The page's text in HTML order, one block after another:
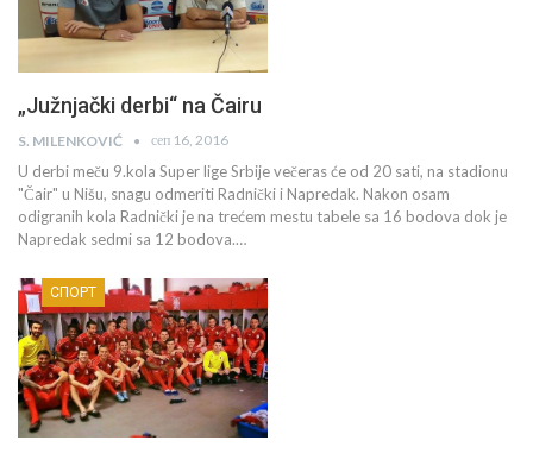
„Južnjački derbi“ na Čairu
S. MILENKOVIĆ сеп 16, 2016
U derbi meču 9.kola Super lige Srbije večeras će od 20 sati, na stadionu
"Čair" u Nišu, snagu odmeriti Radnički i Napredak. Nakon osam
odigranih kola Radnički je na trećem mestu tabele sa 16 bodova dok je
Napredak sedmi sa 12 bodova.…
СПОРТ